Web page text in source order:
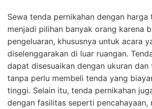
Sewa tenda pernikahan dengan harga
menjadi pilihan banyak orang karena
pengeluaran, khususnya untuk acara
diselenggarakan di luar ruangan.
dapat disesuaikan dengan ukuran dan
tanpa perlu membeli tenda yang
tinggi. Selain itu, tenda pernikahan
dengan fasilitas seperti pencahayaan,